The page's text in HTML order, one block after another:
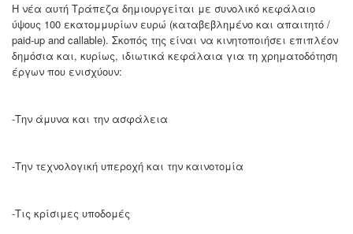
Η νέα αυτή Τράπεζα δημιουργείται με συνολικό κεφάλαιο
ύψους 100 εκατομμυρίων ευρώ (καταβεβλημένο και απαιτητό /
paid-up and callable). Σκοπός της είναι να κινητοποιήσει επιπλέον
δημόσια και, κυρίως, ιδιωτικά κεφάλαια για τη χρηματοδότηση
έργων που ενισχύουν:
-Την άμυνα και την ασφάλεια
-Την τεχνολογική υπεροχή και την καινοτομία
-Τις κρίσιμες υποδομές